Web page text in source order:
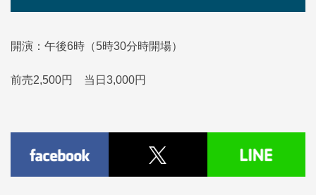
開演：午後6時（5時30分時開場）
前売2,500円 当日3,000円